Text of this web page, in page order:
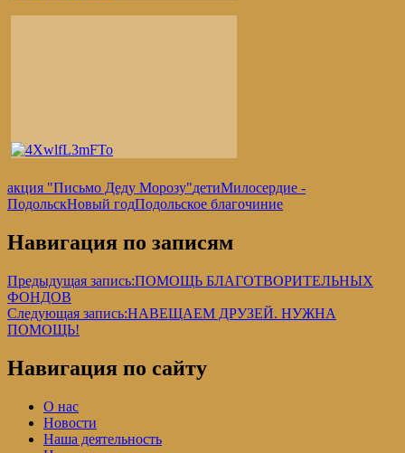
акция "Письмо Деду Морозу"детиМилосердие -
ПодольскНовый годПодольское благочиние
Навигация по записям
Предыдущая запись:ПОМОЩЬ БЛАГОТВОРИТЕЛЬНЫХ
ФОНДОВ
Следующая запись:НАВЕЩАЕМ ДРУЗЕЙ. НУЖНА
ПОМОЩЬ!
Навигация по сайту
О нас
Новости
Наша деятельность